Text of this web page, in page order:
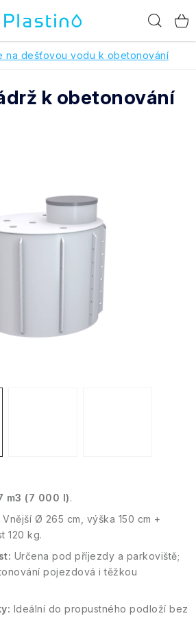
na dešťovou vodu k obetonování
m3 (7 000 l).
Vnější Ø 265 cm, výška 150 cm +
120 kg.
Určena pod příjezdy a parkoviště;
pojezdová i těžkou
Ideální do propustného podloží bez
k obetonování